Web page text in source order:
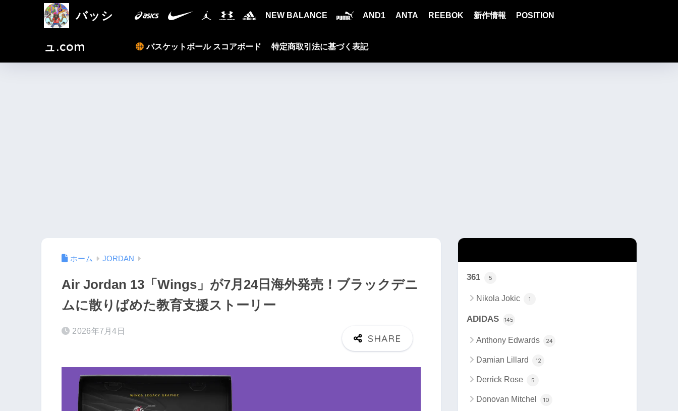
バッシ
ュ.com
NEW BALANCE AND1 ANTA REEBOK 新作情報 POSITION
バスケットボール スコアボード 特定商取引法に基づく表記
ホーム JORDAN
Air Jordan 13「Wings」が7月24日海外発売！ブラックデニ
ムに散りばめた教育支援ストーリー
2026年7月4日
361 5
Nikola Jokic 1
ADIDAS 145
Anthony Edwards 24
Damian Lillard 12
Derrick Rose 5
Donovan Mitchel 10